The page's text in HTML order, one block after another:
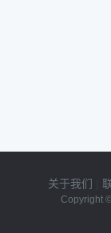
关于我们
Copyright